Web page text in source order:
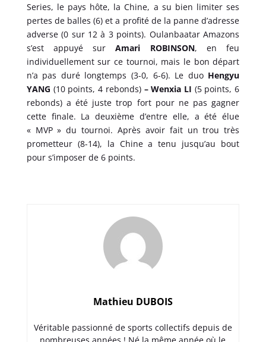
Series, le pays hôte, la Chine, a su bien limiter ses
pertes de balles (6) et a profité de la panne d’adresse
adverse (0 sur 12 à 3 points). Oulanbaatar Amazons
s’est appuyé sur Amari ROBINSON, en feu
individuellement sur ce tournoi, mais le bon départ
n’a pas duré longtemps (3-0, 6-6). Le duo Hengyu
YANG (10 points, 4 rebonds)– Wenxia LI (5 points, 6
rebonds) a été juste trop fort pour ne pas gagner
cette finale. La deuxième d’entre elle, a été élue
« MVP » du tournoi. Après avoir fait un trou très
prometteur (8-14), la Chine a tenu jusqu’au bout
pour s’imposer de 6 points.
Mathieu DUBOIS
Véritable passionné de sports collectifs depuis de
nombreuses années ! Né la même année où le